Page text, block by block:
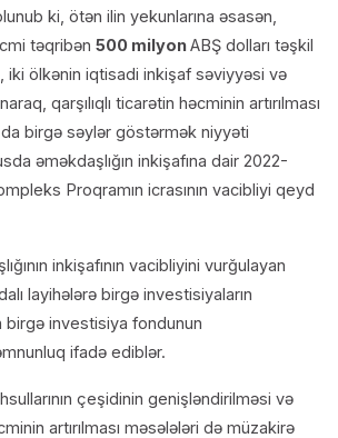
ki, ötən ilin yekunlarına əsasən,
təqribən 500 milyonABŞ dolları təşkil
iki ölkənin iqtisadi inkişaf səviyyəsi və
qarşılıqlı ticarətin həcminin artırılması
birgə səylər göstərmək niyyəti
əməkdaşlığın inkişafına dair 2022-
Proqramın icrasının vacibliyi qeyd
inkişafının vacibliyini vurğulayan
layihələrə birgə investisiyaların
birgə investisiya fondunun
ifadə ediblər.
çeşidinin genişləndirilməsi və
artırılması məsələləri də müzakirə